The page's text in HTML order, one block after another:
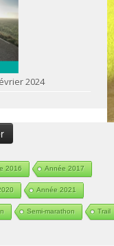
2024
2016 Année 2017
Année 2021
Semi-marathon Trail